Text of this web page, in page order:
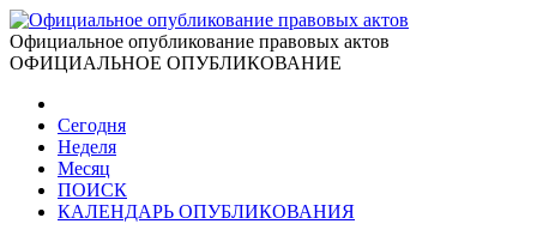
Официальное опубликование правовых актов
ОФИЦИАЛЬНОЕ ОПУБЛИКОВАНИЕ
Сегодня
Неделя
Месяц
ПОИСК
КАЛЕНДАРЬ ОПУБЛИКОВАНИЯ